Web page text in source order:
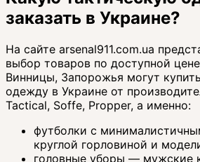
заказать в Украине?
На сайте arsenal911.com.ua
выбор товаров по доступной
Винницы, Запорожья могут
одежду в Украине от
Tactical, Soffe, Propper, а именно:
футболки с
круглой горловиной и
головные уборы — мужские